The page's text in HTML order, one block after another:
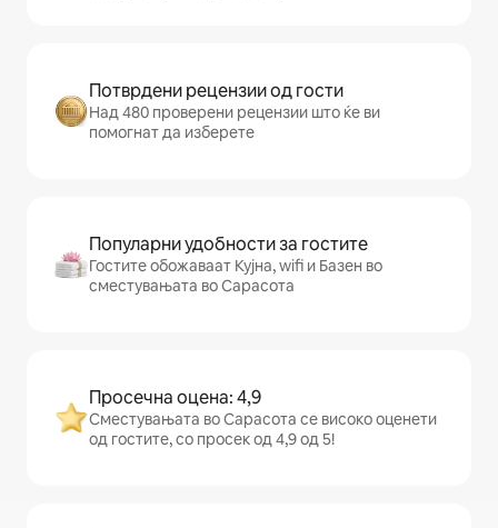
Потврдени рецензии од гости
Над 480 проверени рецензии што ќе ви
помогнат да изберете
Популарни удобности за гостите
Гостите обожаваат Кујна, wifi и Базен во
сместувањата во Сарасота
Просечна оцена: 4,9
Сместувањата во Сарасота се високо оценети
од гостите, со просек од 4,9 од 5!